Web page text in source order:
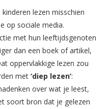
lezen misschien
op sociale media.
met hun leeftijdsgenoten
dan een boek of artikel,
oppervlakkige lezen zou
met ‘diep lezen’:
over wat je leest,
soort bron dat je gelezen